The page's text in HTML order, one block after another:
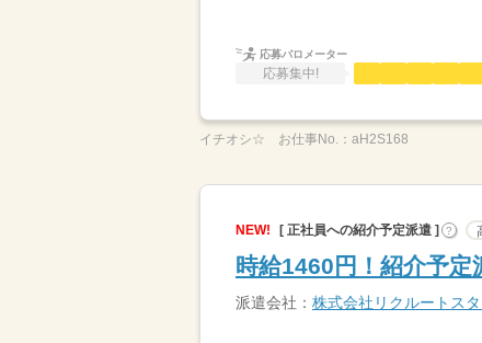
応募バロメーター
応募集中!
イチオシ☆ お仕事No.： aH2S168
NEW! [ 正社員への紹介予定派遣 ] ?
時給1460円！紹介予
派遣会社： 株式会社リクルートス